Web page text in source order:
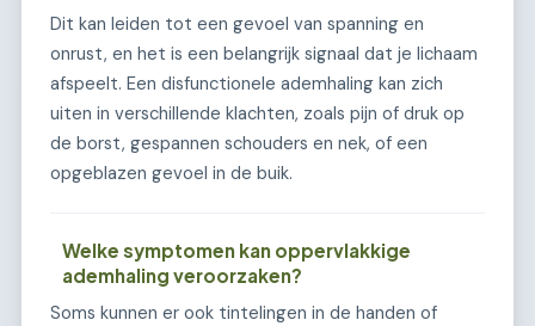
Dit kan leiden tot een gevoel van spanning en
onrust, en het is een belangrijk signaal dat je lichaam
afspeelt. Een disfunctionele ademhaling kan zich
uiten in verschillende klachten, zoals pijn of druk op
de borst, gespannen schouders en nek, of een
opgeblazen gevoel in de buik.
Welke symptomen kan oppervlakkige
ademhaling veroorzaken?
Soms kunnen er ook tintelingen in de handen of